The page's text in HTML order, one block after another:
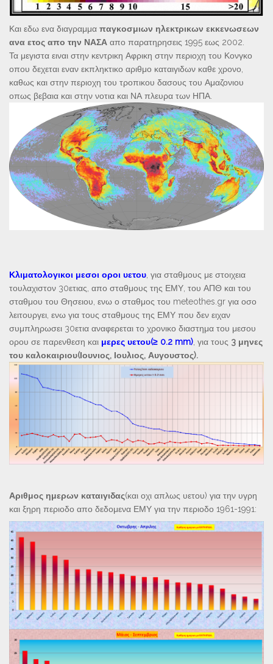
Και εδω ενα διαγραμμα παγκοσμιων ηλεκτρικων εκκενωσεων
ανα ετος απο την ΝΑΣΑ απο παρατηρησεις 1995 εως 2002.
Τα μεγιστα ειναι στην κεντρικη Αφρικη στην περιοχη του Κονγκο
οπου δεχεται εναν εκπληκτικο αριθμο καταιγιδων καθε χρονο,
καθως και στην περιοχη του τροπικου δασους του Αμαζονιου
οπως βεβαια και στην νοτια και ΝΑ πλευρα των ΗΠΑ.
Κλιματολογικοι μεσοι οροι υετου , για σταθμους με στοιχεια
τουλαχιστον 30ετιας, απο σταθμους της ΕΜΥ, του ΑΠΘ και του
σταθμου του Θησειου, ενω ο σταθμος του meteothes.gr για οσο
λειτουργει, ενω για τους σταθμους της ΕΜΥ που δεν ειχαν
συμπληρωσει 30ετια αναφερεται το χρονικο διαστημα του μεσου
ορου σε παρενθεση και μερες υετου(≥ 0.2 mm) , για τους 3 μηνες
του καλοκαιριου(Ιουνιος, Ιουλιος, Αυγουστος).
Αριθμος ημερων καταιγιδας(και οχι απλως υετου) για την υγρη
και ξηρη περιοδο απο δεδομενα ΕΜΥ για την περιοδο 1961-1991: